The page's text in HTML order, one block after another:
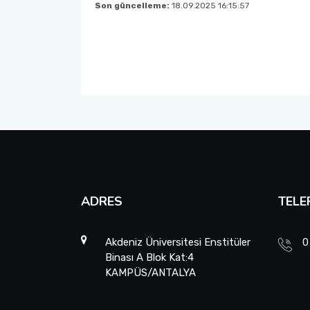
Son güncelleme: 18.09.2025 16:15:57
ADRES
Akdeniz Üniversitesi Enstitüler
Binası A Blok Kat:4
KAMPÜS/ANTALYA